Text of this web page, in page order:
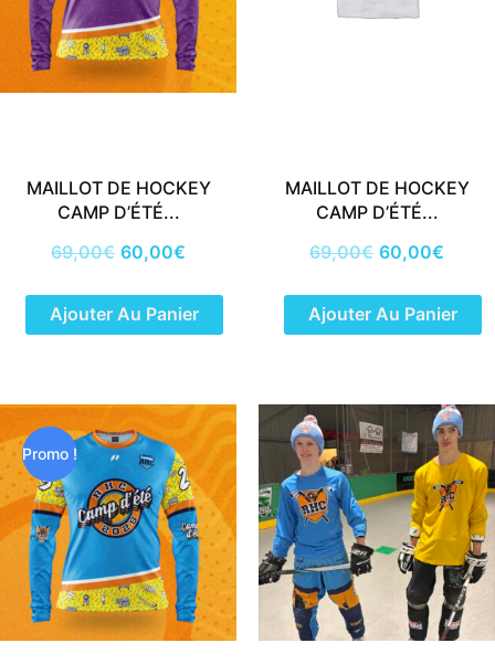
MAILLOT DE HOCKEY
CAMP D’ÉTÉ...
69,00€ 60,00€
Ajouter Au Panier
MAILLOT DE HOCKEY
CAMP D’ÉTÉ...
69,00€ 60,00€
Ajouter Au Panier
Promo !
Le
prix
initial
était :
69,00€.
Le
prix
actuel
est :
60,00€.